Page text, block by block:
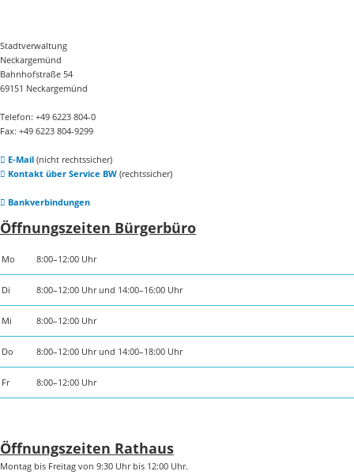
Stadtverwaltung
Neckargemünd
Bahnhofstraße 54
69151 Neckargemünd
Telefon: +49 6223 804-0
Fax: +49 6223 804-9299
E-Mail(nicht rechtssicher)
Kontakt über Service BW(rechtssicher)
Bankverbindungen
Öffnungszeiten Bürgerbüro
Mo 8:00–12:00 Uhr
Di 8:00–12:00 Uhr und 14:00–16:00 Uhr
Mi 8:00–12:00 Uhr
Do 8:00–12:00 Uhr und 14:00–18:00 Uhr
Fr 8:00–12:00 Uhr
Öffnungszeiten Rathaus
Montag bis Freitag von 9:30 Uhr bis 12:00 Uhr.